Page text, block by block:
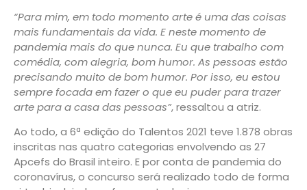
“Para mim, em todo momento arte é uma das coisas
mais fundamentais da vida. E neste momento de
pandemia mais do que nunca. Eu que trabalho com
comédia, com alegria, bom humor. As pessoas estão
precisando muito de bom humor. Por isso, eu estou
sempre focada em fazer o que eu puder para trazer
arte para a casa das pessoas”, ressaltou a atriz.
Ao todo, a 6ª edição do Talentos 2021 teve 1.878 obras
inscritas nas quatro categorias envolvendo as 27
Apcefs do Brasil inteiro. E por conta de pandemia do
coronavírus, o concurso será realizado todo de forma